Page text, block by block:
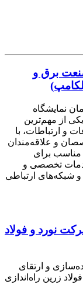
برق و
نمایشگاه
از مهم‌ترین
و ارتباطات، با
و علاقه‌مندان
مناسب برای
تخصصی و
شبکه‌های ارتباطی
نورد و فولاد
و ارتقای
زرین راه‌اندازی